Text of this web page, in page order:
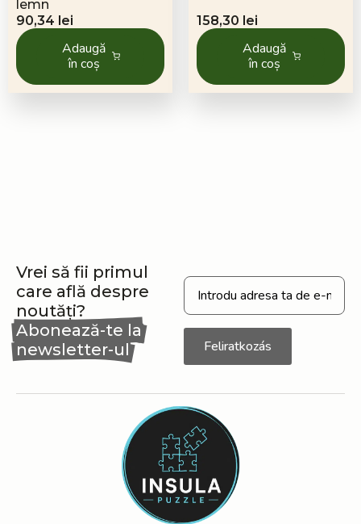
lemn
90,34 lei
Adaugă
în coș
158,30 lei
Adaugă
în coș
Vrei să fii primul
care află despre
noutăți?
Abonează-te la
newsletter-ul
Feliratkozás